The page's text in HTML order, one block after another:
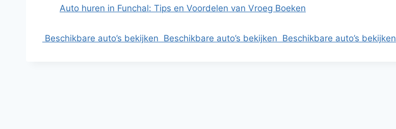
Auto huren in Funchal: Tips en Voordelen van Vroeg Boeken
Beschikbare auto’s bekijken Beschikbare auto’s bekijken Beschikbare auto’s bekijken